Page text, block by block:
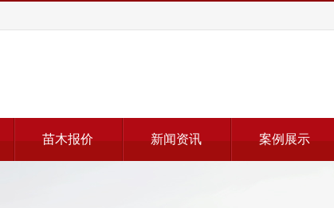
苗木报价 新闻资讯 案例展示